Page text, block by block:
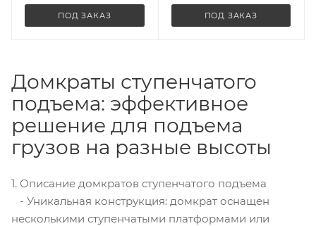
ПОД ЗАКАЗ ПОД ЗАКАЗ
Домкраты ступенчатого
подъема: эффективное
решение для подъема
грузов на разные высоты
1. Описание домкратов ступенчатого подъема
- Уникальная конструкция: домкрат оснащен
несколькими ступенчатыми платформами или